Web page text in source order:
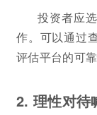
投资者应
作。可以通过
评估平台的可靠
2. 理性对待